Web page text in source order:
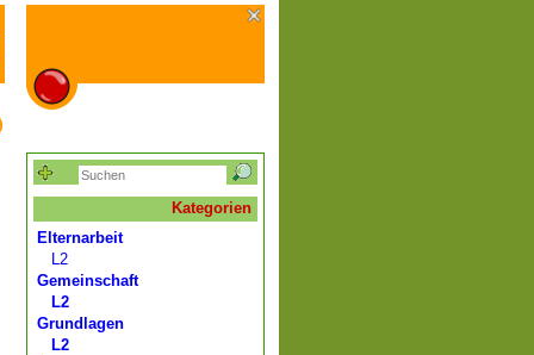
Kategorien
Elternarbeit
L2
Gemeinschaft
L2
Grundlagen
L2